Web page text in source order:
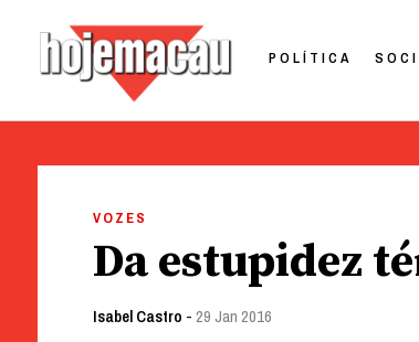
POLÍTICA
VOZES
Da estupidez
Isabel Castro - 29 Jan 2016